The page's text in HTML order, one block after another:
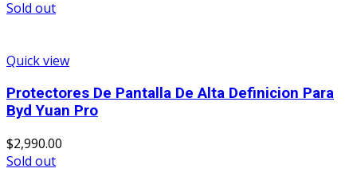
Sold out
Quick view
Protectores De Pantalla De Alta Definicion Para
Byd Yuan Pro
$2,990.00
Sold out